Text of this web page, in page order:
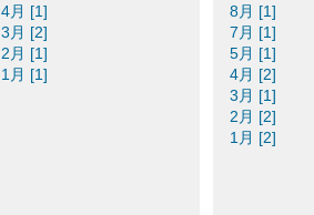
4月 [1]
3月 [2]
2月 [1]
1月 [1]
8月 [1]
7月 [1]
5月 [1]
4月 [2]
3月 [1]
2月 [2]
1月 [2]